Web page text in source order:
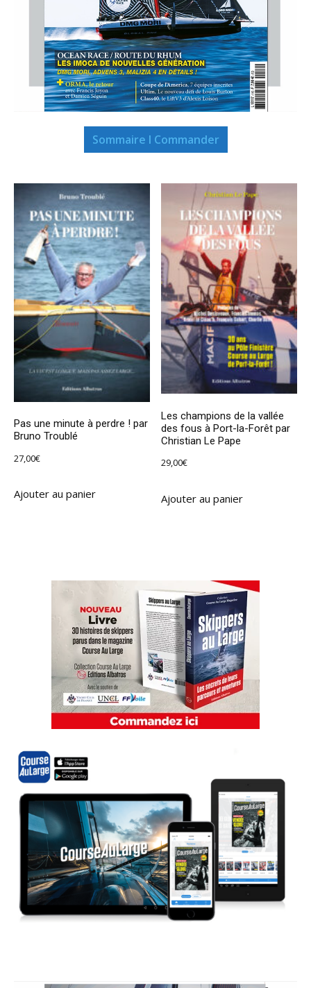
Sommaire I Commander
Pas une minute à perdre ! par
Bruno Troublé
27,00€
Ajouter au panier
Les champions de la vallée
des fous à Port-la-Forêt par
Christian Le Pape
29,00€
Ajouter au panier